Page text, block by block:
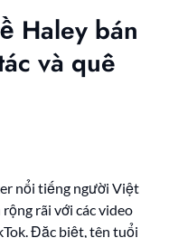
Haley bán
và quê
nổi tiếng người Việt
rãi với các video
Đặc biệt, tên tuổi